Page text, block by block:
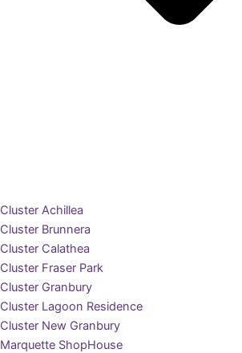
Cluster Achillea
Cluster Brunnera
Cluster Calathea
Cluster Fraser Park
Cluster Granbury
Cluster Lagoon Residence
Cluster New Granbury
Marquette ShopHouse